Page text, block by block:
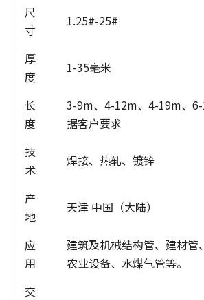
尺
寸
1.25#-25#
厚
度
1-35毫米
长
度
3-9m、4-12m、4-19m、
据客户要求
技
术
焊接、热轧、镀锌
产
地
天津 中国（大陆）
应
用
建筑及机械结构管、建材管、
农业设备、水煤气管等。
交